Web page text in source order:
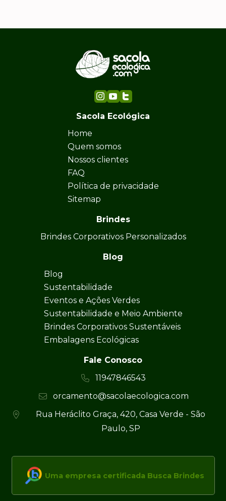
Sacola Ecológica
Home
Quem somos
Nossos clientes
FAQ
Política de privacidade
Sitemap
Brindes
Brindes Corporativos Personalizados
Blog
Blog
Sustentabilidade
Eventos e Ações Verdes
Sustentabilidade e Meio Ambiente
Brindes Corporativos Sustentáveis
Embalagens Ecológicas
Fale Conosco
11947846543
orcamento@sacolaecologica.com
Rua Heráclito Graça, 420, Casa Verde - São
Paulo, SP
Uma empresa certificada Busca Brindes